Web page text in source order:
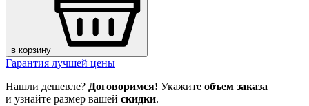
в корзину
Гарантия лучшей цены
Нашли дешевле? Договоримся! Укажите объем заказа
и узнайте размер вашей скидки.